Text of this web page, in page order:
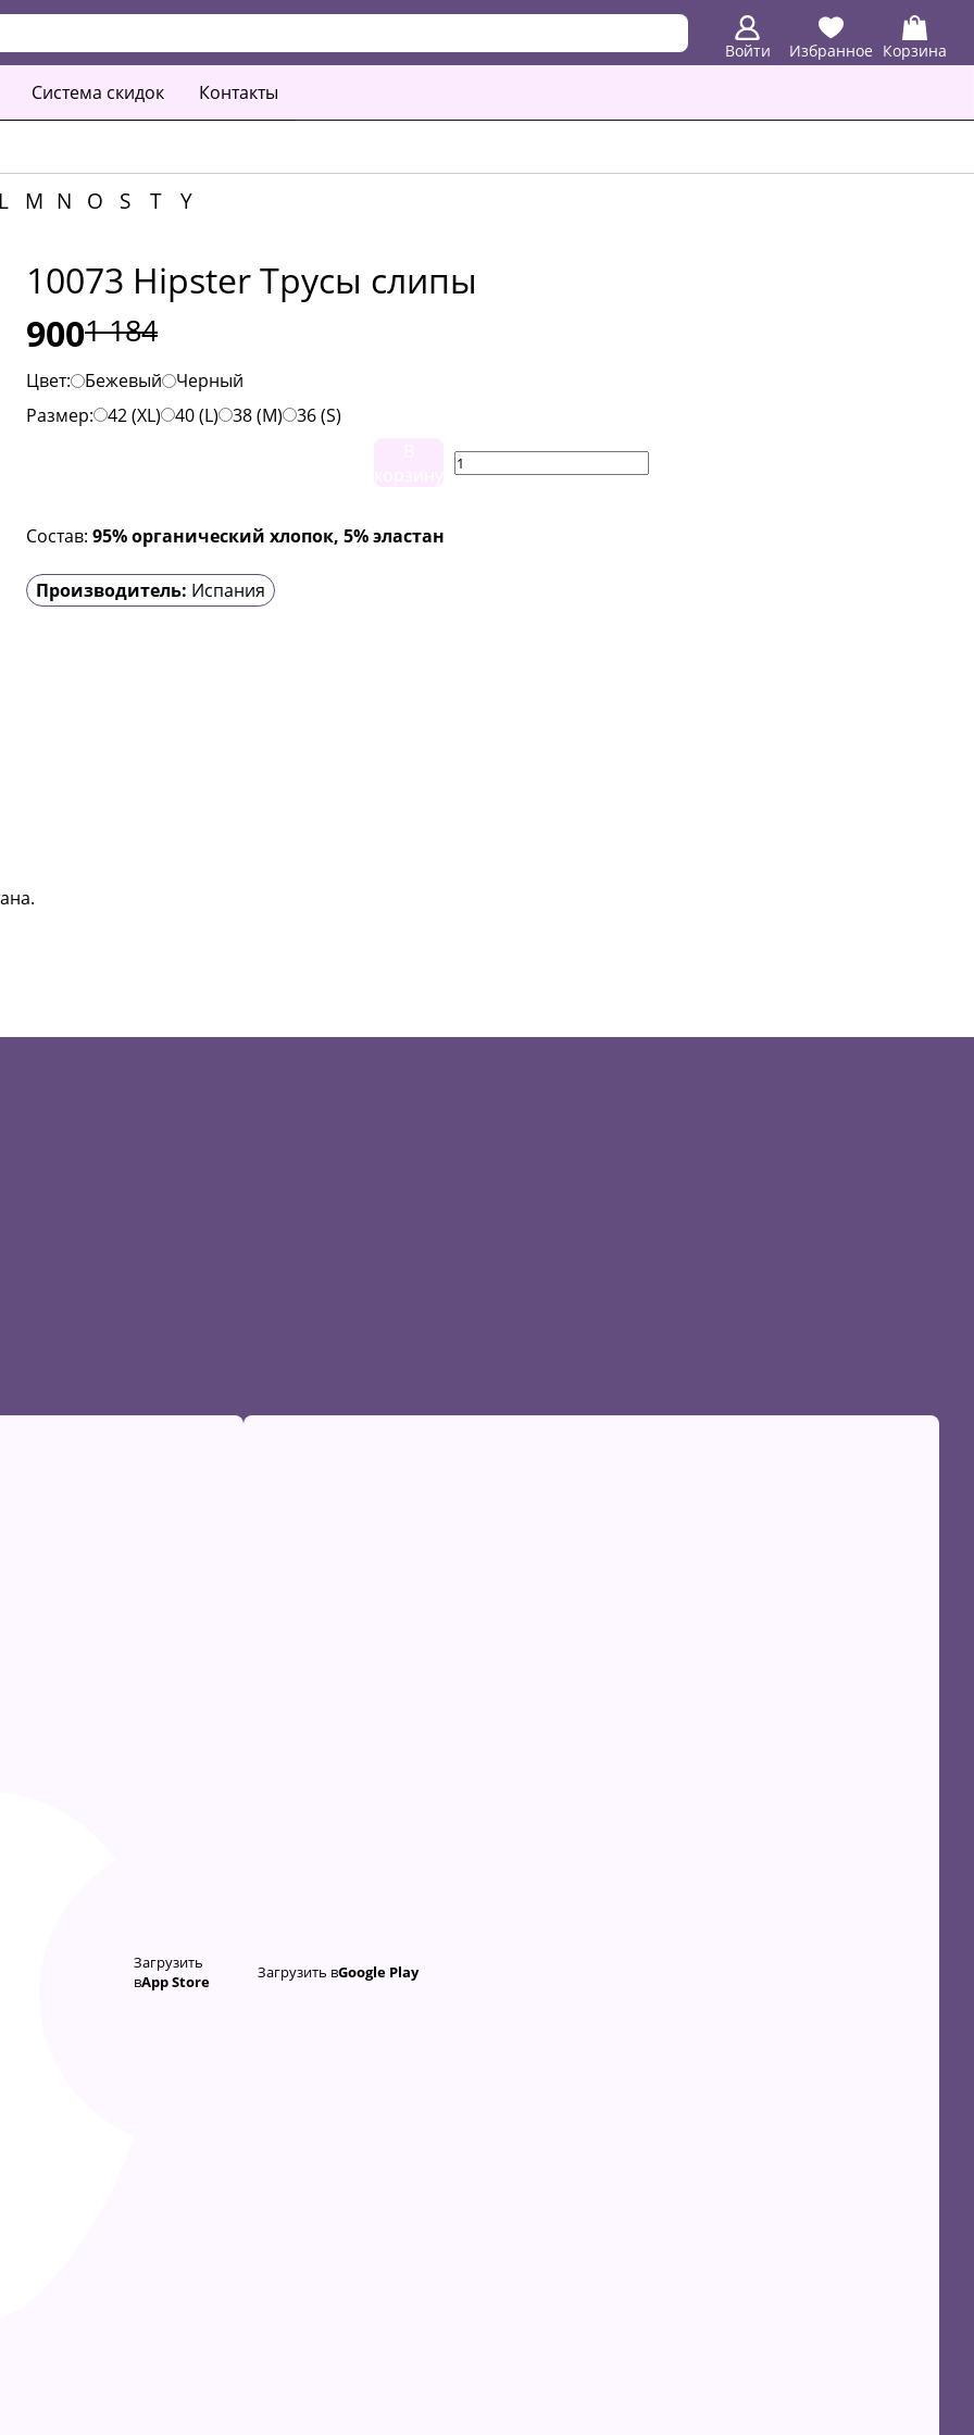
Войти Избранное Корзина
Система скидок Контакты
L M N O S T Y
10073 Hipster Трусы слипы
9001 184
Цвет: Бежевый
Черный
Размер:
42 (XL) 40 (L) 38 (M)
36 (S)
Состав: 95% органический хлопок, 5% эластан
Производитель: Испания
Загрузить
вApp Store Загрузить вGoogle Play